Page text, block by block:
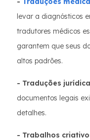
levar a diagnósticos
tradutores médicos
garantem que seus
altos padrões.
- Traduções
documentos legais
detalhes.
- Trabalhos